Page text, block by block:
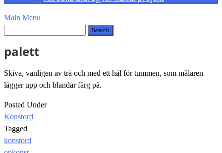
Main Menu
palett
Skiva, vanligen av trä och med ett hål för tummen, som målaren
lägger upp och blandar färg på.
Posted Under
Konstord
Tagged
konstord